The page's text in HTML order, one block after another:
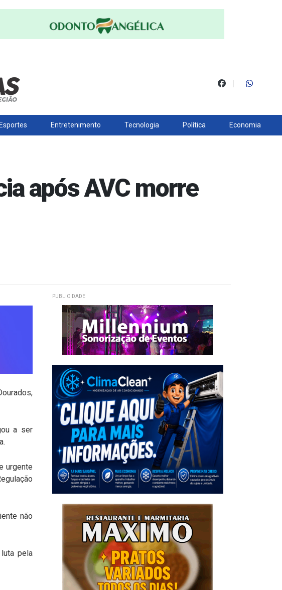
Esportes Entretenimento Tecnologia Política Economia
após AVC morre
a ser
urgente
não
pela
PUBLICIDADE